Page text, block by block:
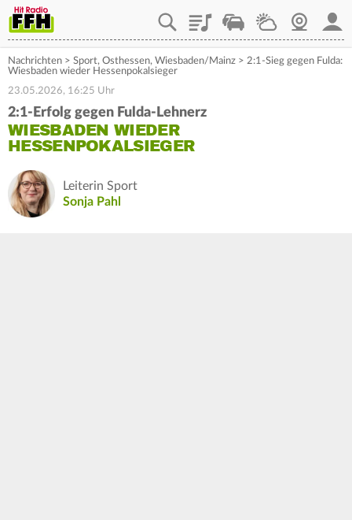
PlaylistStaupilotWetterWebcam
Nachrichten > Sport, Osthessen, Wiesbaden/Mainz > 2:1-Sieg gegen Fulda:
Wiesbaden wieder Hessenpokalsieger
23.05.2026, 16:25 Uhr
2:1-Erfolg gegen Fulda-Lehnerz
WIESBADEN WIEDER
HESSENPOKALSIEGER
Leiterin Sport
Sonja Pahl